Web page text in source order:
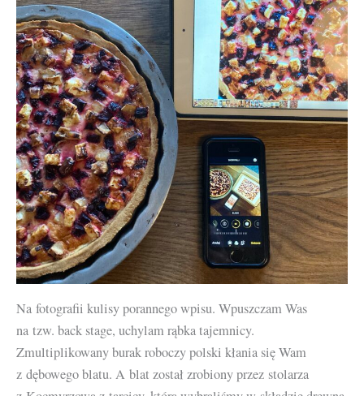
Na fotografii kulisy porannego wpisu. Wpuszczam Was
na tzw. back stage, uchylam rąbka tajemnicy.
Zmultiplikowany burak roboczy polski kłania się Wam
z dębowego blatu. A blat został zrobiony przez stolarza